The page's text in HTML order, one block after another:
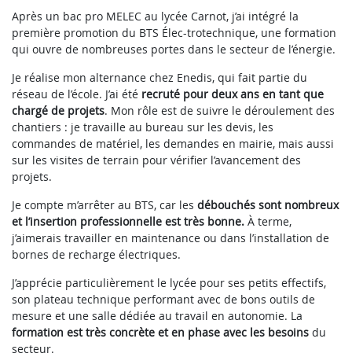
Après un bac pro MELEC au lycée Carnot, j’ai intégré la
première promotion du BTS Élec-trotechnique, une formation
qui ouvre de nombreuses portes dans le secteur de l’énergie.
Je réalise mon alternance chez Enedis, qui fait partie du
réseau de l’école. J’ai été recruté pour deux ans en tant que
chargé de projets. Mon rôle est de suivre le déroulement des
chantiers : je travaille au bureau sur les devis, les
commandes de matériel, les demandes en mairie, mais aussi
sur les visites de terrain pour vérifier l’avancement des
projets.
Je compte m’arrêter au BTS, car les débouchés sont nombreux
et l’insertion professionnelle est très bonne. À terme,
j’aimerais travailler en maintenance ou dans l’installation de
bornes de recharge électriques.
J’apprécie particulièrement le lycée pour ses petits effectifs,
son plateau technique performant avec de bons outils de
mesure et une salle dédiée au travail en autonomie. La
formation est très concrète et en phase avec les besoins du
secteur.